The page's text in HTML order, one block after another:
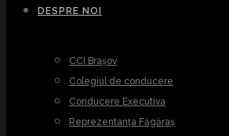
DESPRE NOI
CCI Brașov
Colegiul de conducere
Conducere Executiva
Reprezentanța Făgăraș